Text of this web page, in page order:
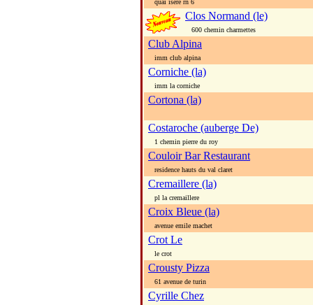
quai isere rn 6
Clos Normand (le)
600 chemin charmettes
Club Alpina
imm club alpina
Corniche (la)
imm la corniche
Cortona (la)
Costaroche (auberge De)
1 chemin pierre du roy
Couloir Bar Restaurant
residence hauts du val claret
Cremaillere (la)
pl la cremaillere
Croix Bleue (la)
avenue emile machet
Crot Le
le crot
Crousty Pizza
61 avenue de turin
Cyrille Chez